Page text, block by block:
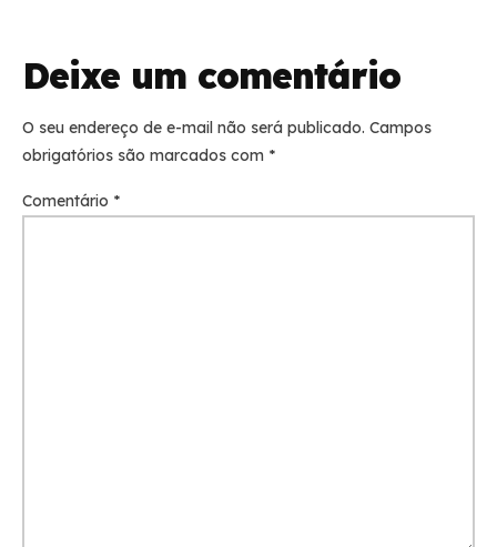
Deixe um comentário
O seu endereço de e-mail não será publicado. Campos
obrigatórios são marcados com *
Comentário *